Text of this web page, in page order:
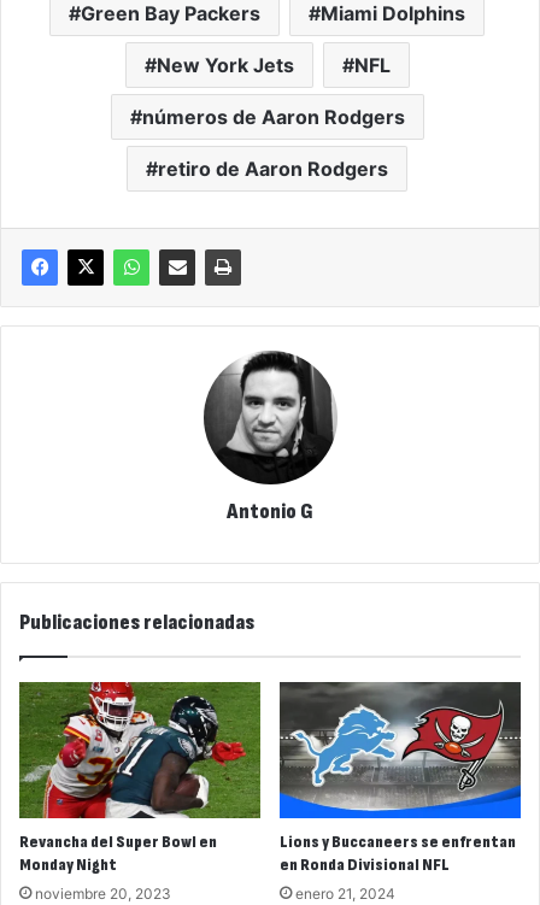
Green Bay Packers Miami Dolphins
New York Jets NFL
números de Aaron Rodgers
retiro de Aaron Rodgers
Antonio G
Publicaciones relacionadas
Revancha del Super Bowl en
Monday Night
noviembre 20, 2023
Lions y Buccaneers se enfrentan
en Ronda Divisional NFL
enero 21, 2024